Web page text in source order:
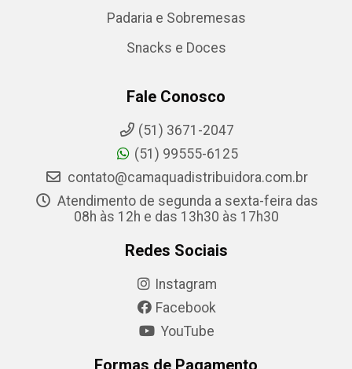
Padaria e Sobremesas
Snacks e Doces
Fale Conosco
(51) 3671-2047
(51) 99555-6125
contato@camaquadistribuidora.com.br
Atendimento de segunda a sexta-feira das
08h às 12h e das 13h30 às 17h30
Redes Sociais
Instagram
Facebook
YouTube
Formas de Pagamento